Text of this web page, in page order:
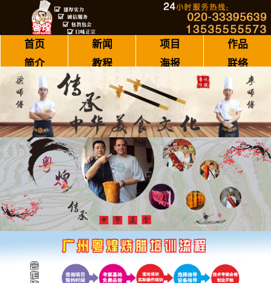
首页 新闻 项目
作品
简介
教程 海报 联络